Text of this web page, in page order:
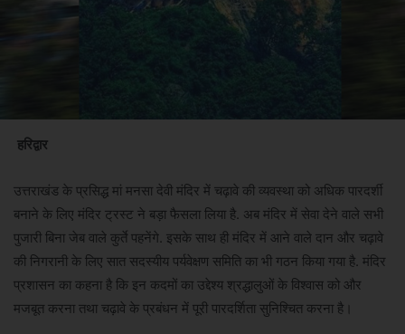
हरिद्वार
उत्तराखंड के प्रसिद्ध मां मनसा देवी मंदिर में चढ़ावे की व्यवस्था को अधिक पारदर्शी
बनाने के लिए मंदिर ट्रस्ट ने बड़ा फैसला लिया है. अब मंदिर में सेवा देने वाले सभी
पुजारी बिना जेब वाले कुर्ते पहनेंगे. इसके साथ ही मंदिर में आने वाले दान और चढ़ावे
की निगरानी के लिए सात सदस्यीय पर्यवेक्षण समिति का भी गठन किया गया है. मंदिर
प्रशासन का कहना है कि इन कदमों का उद्देश्य श्रद्धालुओं के विश्वास को और
मजबूत करना तथा चढ़ावे के प्रबंधन में पूरी पारदर्शिता सुनिश्चित करना है।